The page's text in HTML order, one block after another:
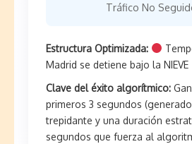
Tráfico No
Estructura Optimizada:
Madrid se detiene bajo la NIEVE
Clave del éxito algorítmico:
primeros 3 segundos
trepidante y una duración
segundos que fuerza al